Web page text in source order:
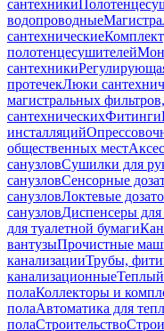
сантехники
водопроводные
сантехнические
полотенцесушителей
сантехники
протечекЛюки
магистральных
сантехническихФитинги
инсталляций
общественных мест
санузловСушилки для
санузловСенсорные
санузловЛоктевые
санузловДиспенсеры
для туалетной бумаги
вантузыПрочистные
канализацииТрубы,
канализационные
полаКоллекторы и
полаАвтоматика для
полаСтроительство